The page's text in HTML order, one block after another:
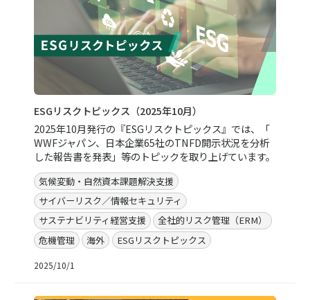
ESGリスクトピックス（2025年10月）
2025年10月発行の『ESGリスクトピックス』では、「
WWFジャパン、日本企業65社のTNFD開示状況を分析
した報告書を発表」等のトピックを取り上げています。
気候変動・自然資本課題解決支援
サイバーリスク／情報セキュリティ
サステナビリティ経営支援
全社的リスク管理（ERM）
危機管理
海外 ESGリスクトピックス
2025/10/1